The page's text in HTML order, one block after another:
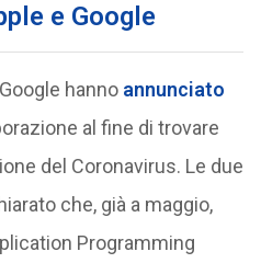
e Google
hannoannunciato
al fine di trovare
del Coronavirus. Le due
che, già a maggio,
Programming